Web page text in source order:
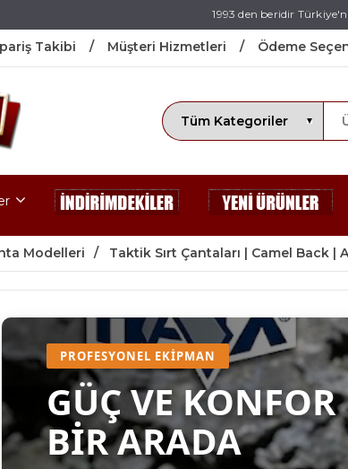
1993 den beridir
Takibi Müşteri Hizmetleri Ödeme
Modelleri Taktik Sırt Çantaları | Camel Back |
PROFESYONEL EKIPMAN
GÜÇ VE KONFOR
BİR ARADA